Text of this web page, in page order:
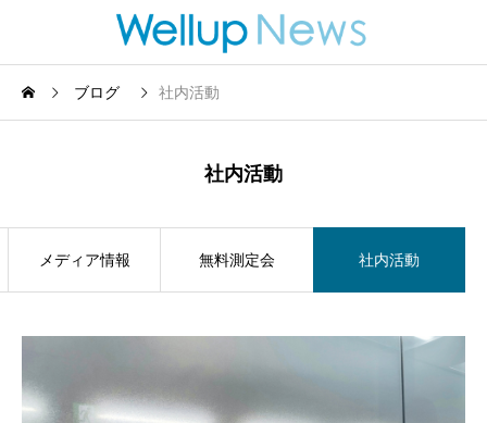
ブログ 社内活動
社内活動
メディア情報 無料測定会 社内活動